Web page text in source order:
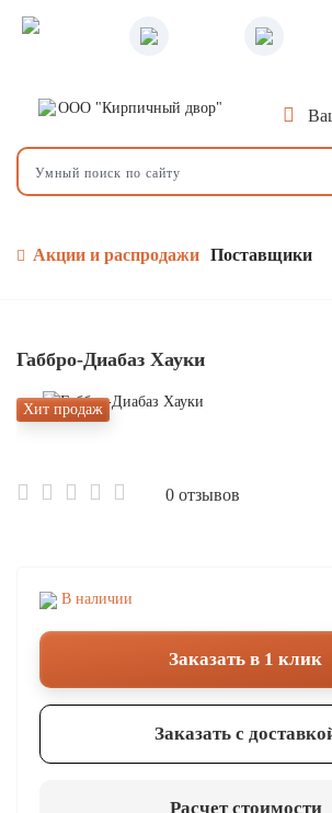
Акции и распродажи Поставщики
Габбро-Диабаз Хауки
Хит продаж
0 отзывов
В наличии
Заказать в 1 клик
Заказать с
Расчет стоимости